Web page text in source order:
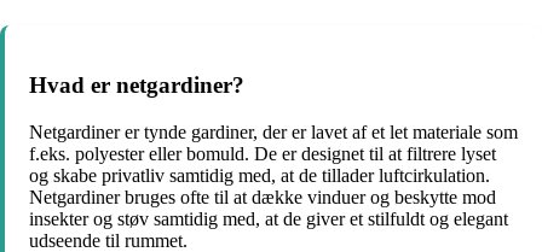
Hvad er netgardiner?
Netgardiner er tynde gardiner, der er lavet af et let materiale som
f.eks. polyester eller bomuld. De er designet til at filtrere lyset
og skabe privatliv samtidig med, at de tillader luftcirkulation.
Netgardiner bruges ofte til at dække vinduer og beskytte mod
insekter og støv samtidig med, at de giver et stilfuldt og elegant
udseende til rummet.